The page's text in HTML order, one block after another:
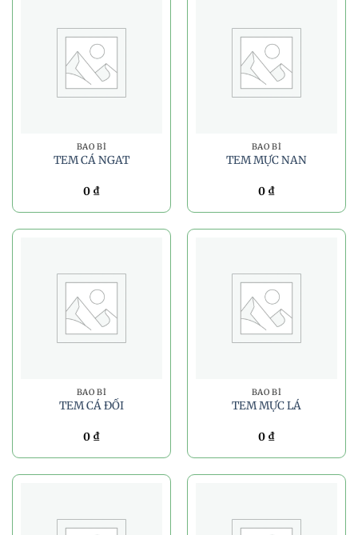
BAO BÌ
TEM CÁ NGAT
0 ₫
BAO BÌ
TEM MỰC NAN
0 ₫
BAO BÌ
TEM CÁ ĐỐI
0 ₫
BAO BÌ
TEM MỰC LÁ
0 ₫